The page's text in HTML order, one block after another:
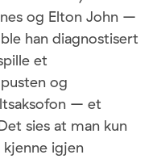
og Elton John –
han diagnostisert
et
og
– et
sies at man kun
igjen